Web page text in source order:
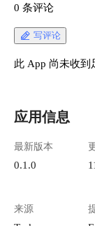
0 条评论
写评论
此 App 尚未收到
应用信息
最新版本
0.1.0
来源